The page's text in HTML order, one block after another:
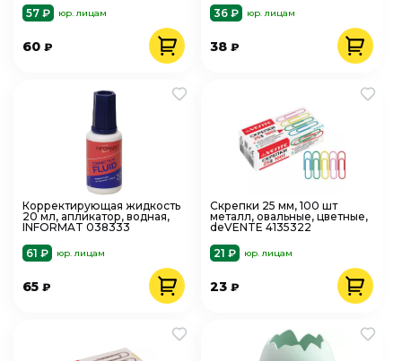
57 ₽
юр. лицам
60 ₽
36 ₽
юр. лицам
38₽
Корректирующая жидкость
20 мл, апликатор, водная,
INFORMAT 038333
61 ₽
юр. лицам
65 ₽
Скрепки 25 мм, 100 шт
металл, овальные, цветные,
deVENTE 4135322
21 ₽
юр. лицам
23₽